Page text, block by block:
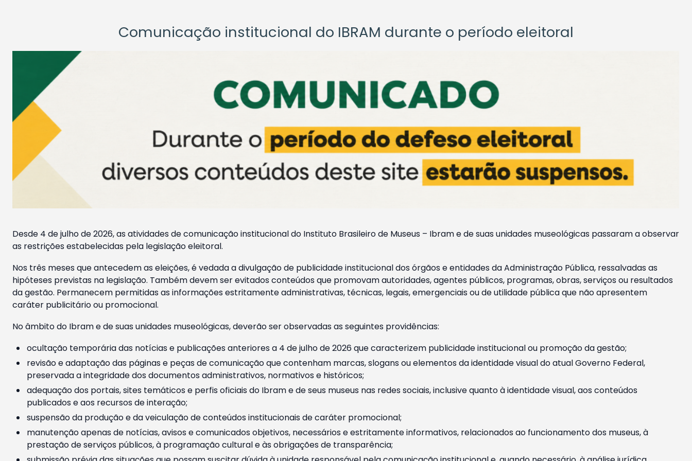
Comunicação institucional do IBRAM durante o período eleitoral
Desde 4 de julho de 2026, as atividades de comunicação institucional do Instituto Brasileiro de Museus – Ibram e de suas unidades museológicas passaram a observar
as restrições estabelecidas pela legislação eleitoral.
Nos três meses que antecedem as eleições, é vedada a divulgação de publicidade institucional dos órgãos e entidades da Administração Pública, ressalvadas as
hipóteses previstas na legislação. Também devem ser evitados conteúdos que promovam autoridades, agentes públicos, programas, obras, serviços ou resultados
da gestão. Permanecem permitidas as informações estritamente administrativas, técnicas, legais, emergenciais ou de utilidade pública que não apresentem
caráter publicitário ou promocional.
No âmbito do Ibram e de suas unidades museológicas, deverão ser observadas as seguintes providências:
ocultação temporária das notícias e publicações anteriores a 4 de julho de 2026 que caracterizem publicidade institucional ou promoção da gestão;
revisão e adaptação das páginas e peças de comunicação que contenham marcas, slogans ou elementos da identidade visual do atual Governo Federal,
preservada a integridade dos documentos administrativos, normativos e históricos;
adequação dos portais, sites temáticos e perfis oficiais do Ibram e de seus museus nas redes sociais, inclusive quanto à identidade visual, aos conteúdos
publicados e aos recursos de interação;
suspensão da produção e da veiculação de conteúdos institucionais de caráter promocional;
manutenção apenas de notícias, avisos e comunicados objetivos, necessários e estritamente informativos, relacionados ao funcionamento dos museus, à
prestação de serviços públicos, à programação cultural e às obrigações de transparência;